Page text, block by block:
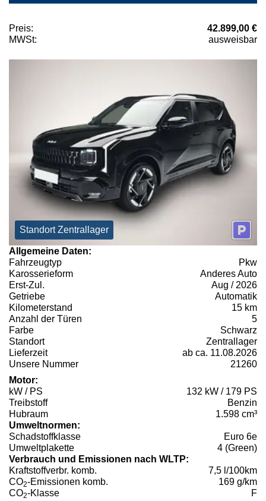
Preis:
42.899,00 €
MWSt:
ausweisbar
Standort Zentrallager
Allgemeine Daten:
Fahrzeugtyp
Pkw
Karosserieform
Anderes Auto
Erst-Zul.
Aug / 2026
Getriebe
Automatik
Kilometerstand
15 km
Anzahl der Türen
5
Farbe
Schwarz
Standort
Zentrallager
Lieferzeit
ab ca. 11.08.2026
Unsere Nummer
21260
Motor:
kW / PS
132 kW / 179 PS
Treibstoff
Benzin
Hubraum
1.598 cm³
Umweltnormen:
Schadstoffklasse
Euro 6e
Umweltplakette
4 (Green)
Verbrauch und Emissionen nach WLTP:
Kraftstoffverbr. komb.
7,5 l/100km
CO2-Emissionen komb.
169 g/km
CO2-Klasse F